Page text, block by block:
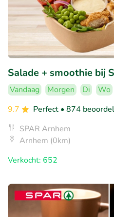
Salade + smoothie bij
Vandaag Morgen Di Wo
9.7
Perfect • 874
SPAR Arnhem
Arnhem (0km)
Verkocht: 652